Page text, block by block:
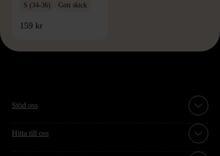
S (34-36) Gott skick
159 kr
Stöd oss
Hitta till oss